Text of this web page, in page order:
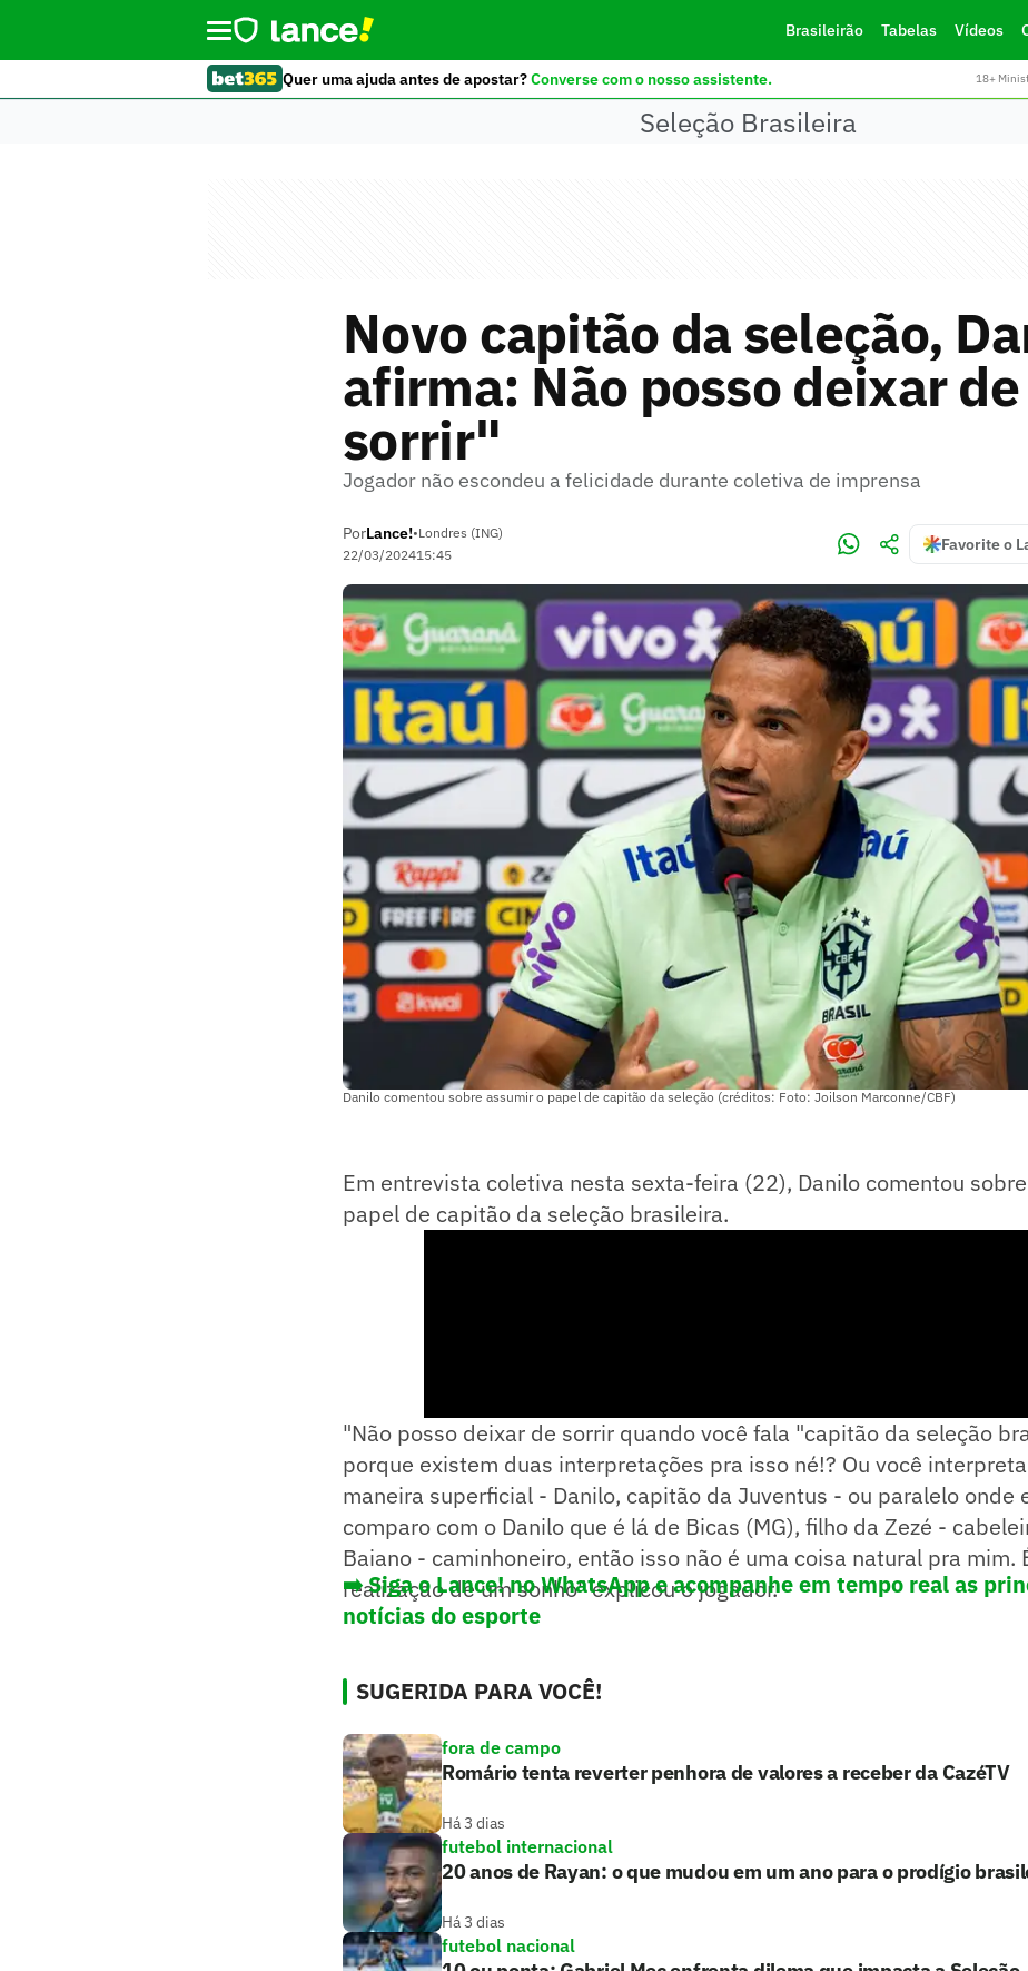
Brasileirão Tabelas Vídeos
Quer uma ajuda antes de apostar?Converse com o nosso assistente. 18+
Seleção Brasileira
Novo capitão da seleção,
afirma: Não posso deixar de
sorrir"
Jogador não escondeu a felicidade durante coletiva de imprensa
PorLance!•Londres (ING)
22/03/202415:45
Favorite o
Danilo comentou sobre assumir o papel de capitão da seleção (créditos: Foto: Joilson Marconne/CBF)
Em entrevista coletiva nesta sexta-feira (22), Danilo comentou
papel de capitão da seleção brasileira.
"Não posso deixar de sorrir quando você fala "capitão da seleção
porque existem duas interpretações pra isso né!? Ou você
maneira superficial - Danilo, capitão da Juventus - ou paralelo onde
comparo com o Danilo que é lá de Bicas (MG), filho da Zezé -
Baiano - caminhoneiro, então isso não é uma coisa natural pra mim.
realização de um sonho" explicou o jogador.
➡️ Siga o Lance! no WhatsApp e acompanhe em tempo real as
notícias do esporte
SUGERIDA PARA VOCÊ!
fora de campo
Romário tenta reverter penhora de valores a receber da CazéTV
Há 3 dias
futebol internacional
20 anos de Rayan: o que mudou em um ano para o prodígio
Há 3 dias
futebol nacional